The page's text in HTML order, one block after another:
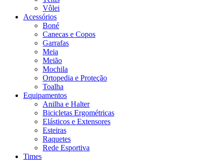
Vôlei
Acessórios
Boné
Canecas e Copos
Garrafas
Meia
Meião
Mochila
Ortopedia e Proteção
Toalha
Equipamentos
Anilha e Halter
Bicicletas Ergométricas
Elásticos e Extensores
Esteiras
Raquetes
Rede Esportiva
Times